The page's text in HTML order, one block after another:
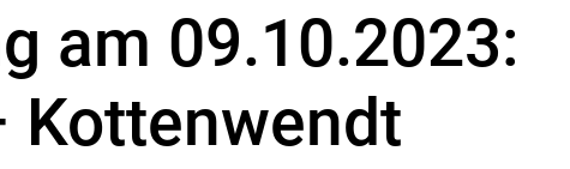
am 09.10.2023:
Kottenwendt